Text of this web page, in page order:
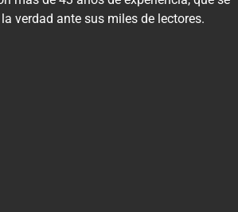
verdad ante sus miles de lectores.